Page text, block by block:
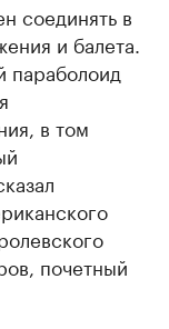
соединять в
и балета.
параболоид
в том
почетный